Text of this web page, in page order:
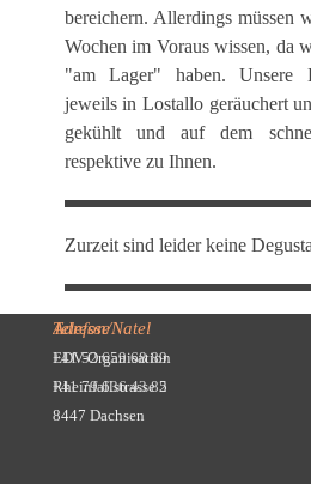
bereichern. Allerdings müssen
Wochen im Voraus wissen, da
"am Lager" haben. Unsere
jeweils in Lostallo geräuchert
gekühlt und auf dem
respektive zu Ihnen.
Zurzeit sind leider keine
Adresse
EDV-Organisation
Rheinfallstrasse 5
8447 Dachsen
Telefon/Natel
+41 52 659 68 89
+41 79 636 43 82